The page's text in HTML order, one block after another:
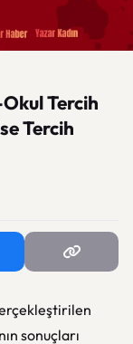
Tercih
Tercih
sonuçları